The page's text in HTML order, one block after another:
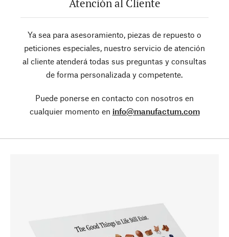
Atención al Cliente
Ya sea para asesoramiento, piezas de repuesto o
peticiones especiales, nuestro servicio de atención
al cliente atenderá todas sus preguntas y consultas
de forma personalizada y competente.
Puede ponerse en contacto con nosotros en
cualquier momento en info@manufactum.com